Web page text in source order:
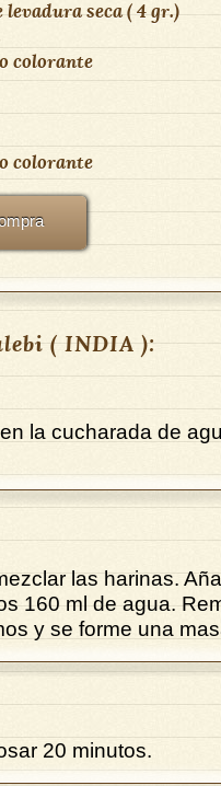
seca ( 4 gr.)
colorante
colorante
( INDIA ):
la cucharada de
las harinas.
160 ml de agua.
y se forme una
20 minutos.